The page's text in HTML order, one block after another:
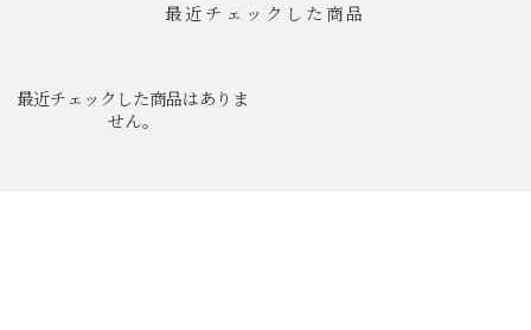
最近チェックした商品
最近チェックした商品はありま
せん。